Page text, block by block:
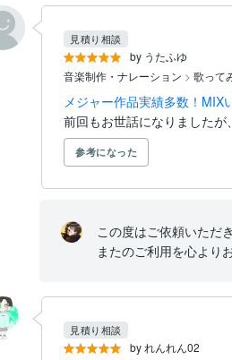
by うたふゆ
見積り相談
音楽制作・ナレーション > 歌って
メジャー作品実績多数！MIX
前回もお世話になりましたが
参考になった
この度はご依頼いただ
またのご利用を心より
by れんれん02
見積り相談